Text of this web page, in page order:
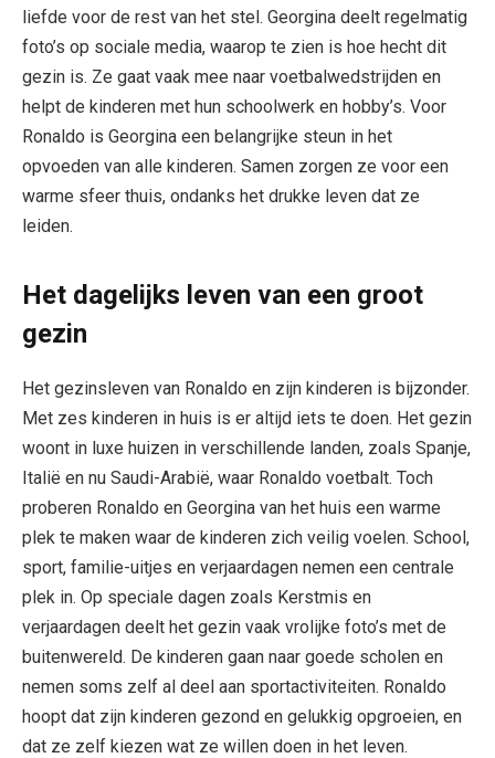
liefde voor de rest van het stel. Georgina deelt regelmatig
foto’s op sociale media, waarop te zien is hoe hecht dit
gezin is. Ze gaat vaak mee naar voetbalwedstrijden en
helpt de kinderen met hun schoolwerk en hobby’s. Voor
Ronaldo is Georgina een belangrijke steun in het
opvoeden van alle kinderen. Samen zorgen ze voor een
warme sfeer thuis, ondanks het drukke leven dat ze
leiden.
Het dagelijks leven van een groot
gezin
Het gezinsleven van Ronaldo en zijn kinderen is bijzonder.
Met zes kinderen in huis is er altijd iets te doen. Het gezin
woont in luxe huizen in verschillende landen, zoals Spanje,
Italië en nu Saudi-Arabië, waar Ronaldo voetbalt. Toch
proberen Ronaldo en Georgina van het huis een warme
plek te maken waar de kinderen zich veilig voelen. School,
sport, familie-uitjes en verjaardagen nemen een centrale
plek in. Op speciale dagen zoals Kerstmis en
verjaardagen deelt het gezin vaak vrolijke foto’s met de
buitenwereld. De kinderen gaan naar goede scholen en
nemen soms zelf al deel aan sportactiviteiten. Ronaldo
hoopt dat zijn kinderen gezond en gelukkig opgroeien, en
dat ze zelf kiezen wat ze willen doen in het leven.